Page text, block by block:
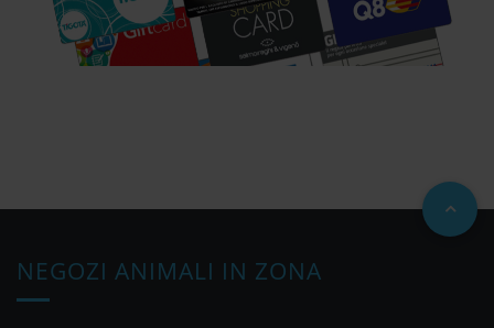
NEGOZI ANIMALI IN ZONA